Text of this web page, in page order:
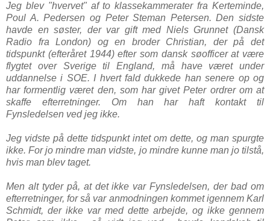
Jeg blev "hvervet" af to klassekammerater fra Kerteminde,
Poul A. Pedersen og Peter Steman Petersen. Den sidste
havde en søster, der var gift med Niels Grunnet (Dansk
Radio fra London) og en broder Christian, der på det
tidspunkt (efteråret 1944) efter som dansk søofficer at være
flygtet over Sverige til England, må have været under
uddannelse i SOE. I hvert fald dukkede han senere op og
har formentlig været den, som har givet Peter ordrer om at
skaffe efterretninger. Om han har haft kontakt til
Fynsledelsen ved jeg ikke.
Jeg vidste på dette tidspunkt intet om dette, og man spurgte
ikke. For jo mindre man vidste, jo mindre kunne man jo tilstå,
hvis man blev taget.
Men alt tyder på, at det ikke var Fynsledelsen, der bad om
efterretninger, for så var anmodningen kommet igennem Karl
Schmidt, der ikke var med dette arbejde, og ikke gennem